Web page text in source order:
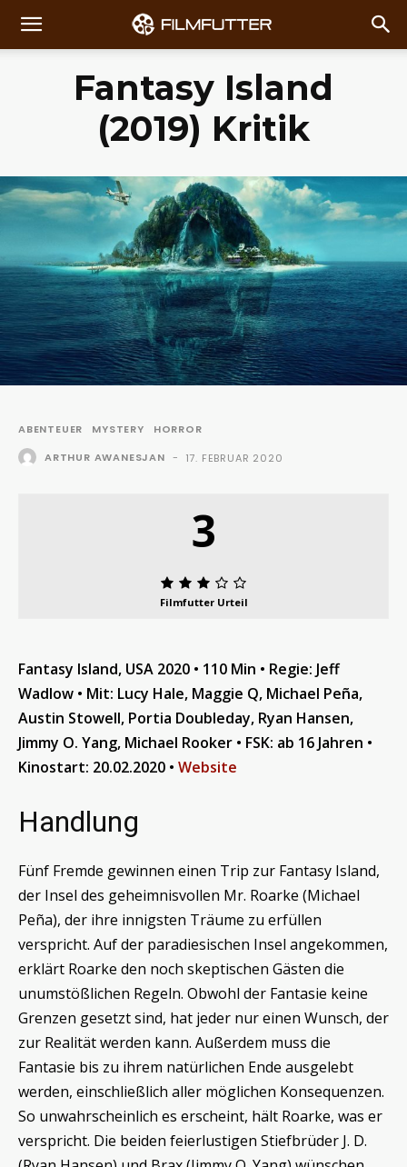
Fantasy Island
(2019) Kritik
ABENTEUER MYSTERY
HORROR
ARTHUR AWANESJAN - 17. FEBRUAR 2020
3
Filmfutter Urteil
Fantasy Island, USA 2020 • 110 Min • Regie: Jeff
Wadlow • Mit: Lucy Hale, Maggie Q, Michael Peña,
Austin Stowell, Portia Doubleday, Ryan Hansen,
Jimmy O. Yang, Michael Rooker • FSK: ab 16 Jahren •
Kinostart: 20.02.2020 • Website
Handlung
Fünf Fremde gewinnen einen Trip zur Fantasy Island,
der Insel des geheimnisvollen Mr. Roarke (Michael
Peña), der ihre innigsten Träume zu erfüllen
verspricht. Auf der paradiesischen Insel angekommen,
erklärt Roarke den noch skeptischen Gästen die
unumstößlichen Regeln. Obwohl der Fantasie keine
Grenzen gesetzt sind, hat jeder nur einen Wunsch, der
zur Realität werden kann. Außerdem muss die
Fantasie bis zu ihrem natürlichen Ende ausgelebt
werden, einschließlich aller möglichen Konsequenzen.
So unwahrscheinlich es erscheint, hält Roarke, was er
verspricht. Die beiden feierlustigen Stiefbrüder J. D.